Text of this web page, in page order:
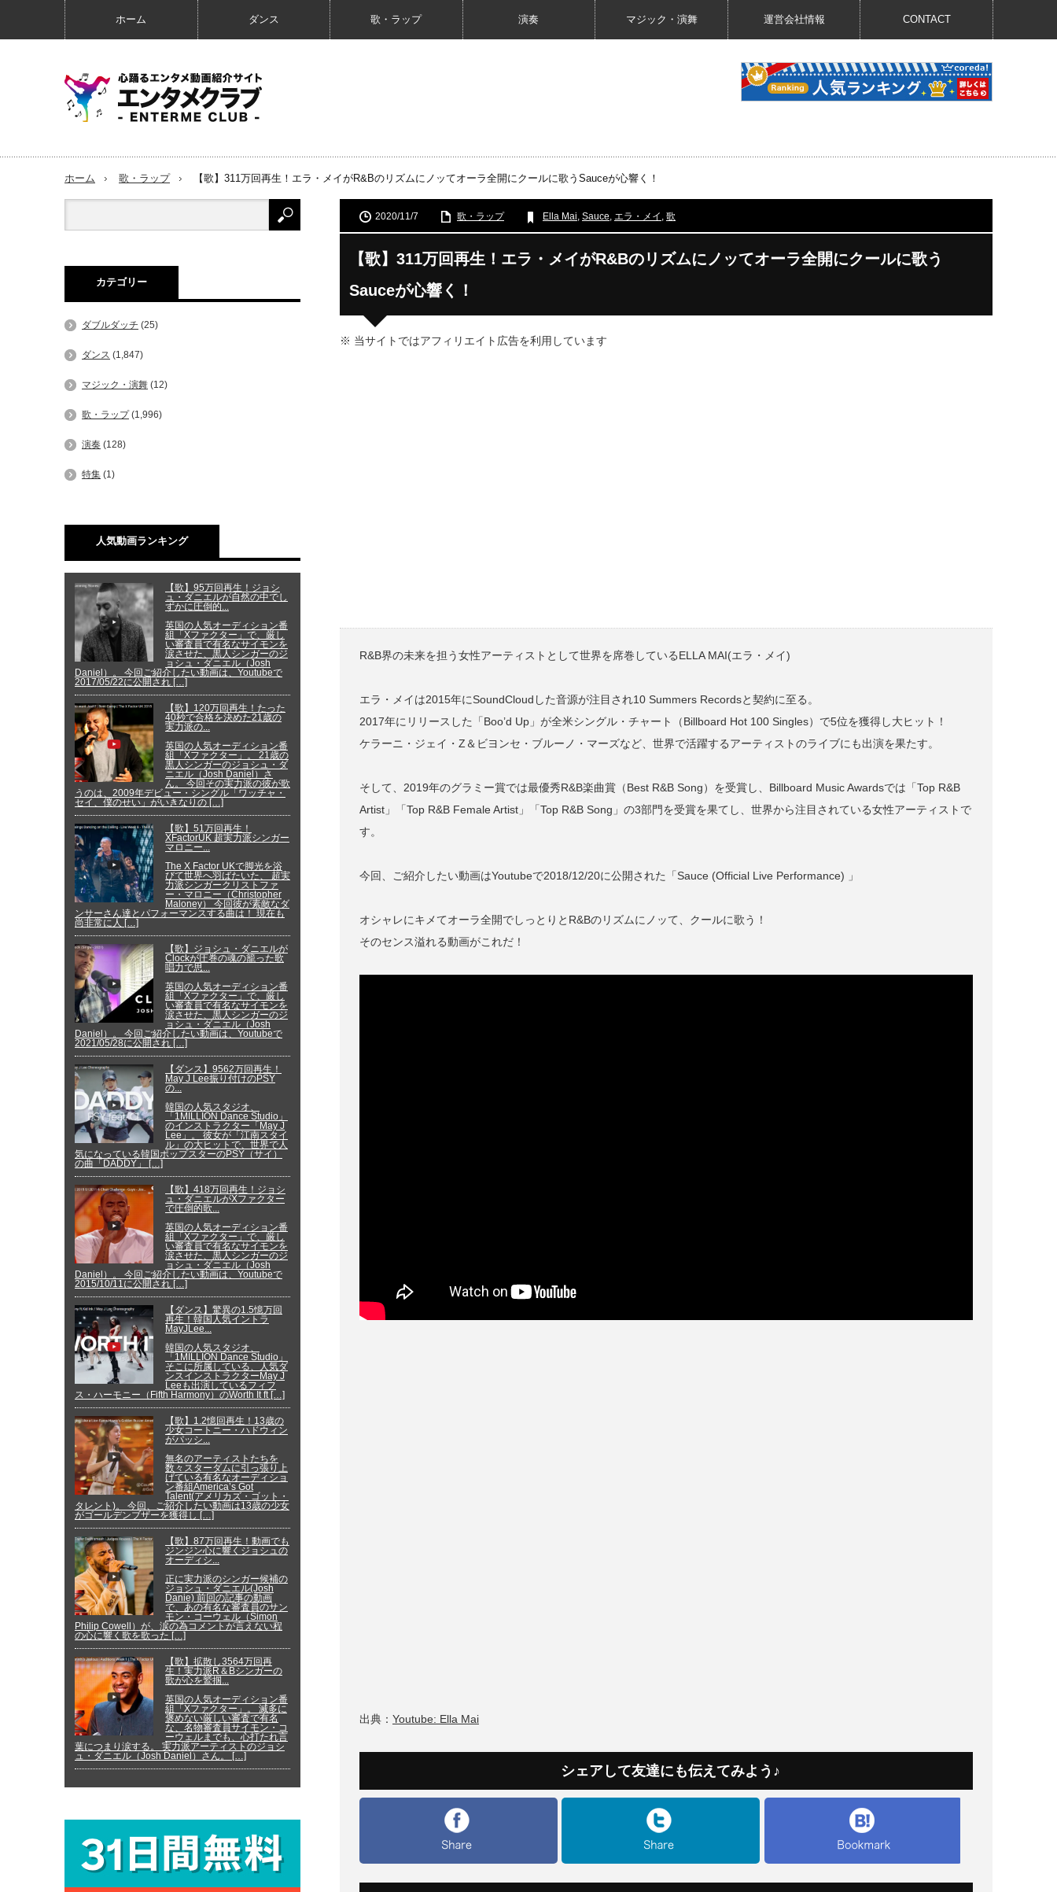
ホーム ダンス 歌・ラップ 演奏 マジック・演舞 運営会社情報 CONTACT
ホーム 歌・ラップ 【歌】311万回再生！エラ・メイがR&Bのリズムにノッてオーラ全開にクールに歌うSauceが心響く！
2020/11/7 歌・ラップ Ella Mai, Sauce, エラ・メイ , 歌
【歌】311万回再生！エラ・メイがR&Bのリズムにノッてオーラ全開にクールに歌う
Sauceが心響く！
※ 当サイトではアフィリエイト広告を利用しています
R&B界の未来を担う女性アーティストとして世界を席巻しているELLA MAI(エラ・メイ)
エラ・メイは2015年にSoundCloudした音源が注目され10 Summers Recordsと契約に至る。
2017年にリリースした「Boo’d Up」が全米シングル・チャート（Billboard Hot 100 Singles）で5位を獲得し大ヒット！
ケラーニ・ジェイ・Z＆ビヨンセ・ブルーノ・マーズなど、世界で活躍するアーティストのライブにも出演を果たす。
そして、2019年のグラミー賞では最優秀R&B楽曲賞（Best R&B Song）を受賞し、Billboard Music Awardsでは「Top R&B
Artist」「Top R&B Female Artist」「Top R&B Song」の3部門を受賞を果てし、世界から注目されている女性アーティストで
す。
今回、ご紹介したい動画はYoutubeで2018/12/20に公開された「Sauce (Official Live Performance) 」
オシャレにキメてオーラ全開でしっとりとR&Bのリズムにノッて、クールに歌う！
そのセンス溢れる動画がこれだ！
出典： Youtube: Ella Mai
シェアして友達にも伝えてみよう♪
カテゴリー
ダブルダッチ (25)
ダンス (1,847)
マジック・演舞 (12)
歌・ラップ(1,996)
演奏 (128)
特集 (1)
人気動画ランキング
【歌】95万回再生！ジョシ
ュ・ダニエルが自然の中でし
ずかに圧倒的...
英国の人気オーディション番
組「Xファクター」で、厳し
い審査員で有名なサイモンを
涙させた、黒人シンガーのジ
ョシュ・ダニエル（Josh
Daniel）。 今回ご紹介したい動画は、Youtubeで
2017/05/22に公開され […]
【歌】120万回再生！たった
40秒で合格を決めた21歳の
実力派の...
英国の人気オーディション番
組「Xファクター」。 21歳の
黒人シンガーのジョシュ・ダ
ニエル（Josh Daniel）さ
ん。 今回その実力派の彼が歌
うのは、2009年デビュー・シングル「ワッチャ・
セイ、僕のせい」がいきなりの […]
【歌】51万回再生！
XFactorUK 超実力派シンガー
マロニー...
The X Factor UKで脚光を浴
びて世界へ羽ばたいた、 超実
力派シンガークリストファ
ー・マロニー（Christopher
Maloney） 今回彼が素敵なダ
ンサーさん達とパフォーマンスする曲は！ 現在も
尚非常に人 […]
【歌】ジョシュ・ダニエルが
Clockが圧巻の魂の籠った歌
唱力で思...
英国の人気オーディション番
組「Xファクター」で、厳し
い審査員で有名なサイモンを
涙させた、黒人シンガーのジ
ョシュ・ダニエル（Josh
Daniel）。 今回ご紹介したい動画は、Youtubeで
2021/05/28に公開され […]
【ダンス】9562万回再生！
May J Lee振り付けのPSY
の...
韓国の人気スタジオ、
「1MILLION Dance Studio」
のインストラクター「May J
Lee」。 彼女が「江南スタイ
ル」の大ヒットで、世界で人
気になっている韓国ポップスターのPSY（サイ）
の曲「DADDY」 […]
【歌】418万回再生！ジョシ
ュ・ダニエルがXファクター
で圧倒的歌...
英国の人気オーディション番
組「Xファクター」で、厳し
い審査員で有名なサイモンを
涙させた、黒人シンガーのジ
ョシュ・ダニエル（Josh
Daniel）。 今回ご紹介したい動画は、Youtubeで
2015/10/11に公開され […]
【ダンス】驚異の1.5憶万回
再生！韓国人気イントラ
MayJLee...
韓国の人気スタジオ、
「1MILLION Dance Studio」
そこに所属している、人気ダ
ンスインストラクターMay J
Leeも出演しているフィフ
ス・ハーモニー（Fifth Harmony）のWorth It ft […]
【歌】1.2憶回再生！13歳の
少女コートニー・ハドウィン
がパッシ...
無名のアーティストたちを
数々スターダムに引っ張り上
げている有名なオーディショ
ン番組America’s Got
Talent(アメリカズ・ゴット・
タレント)。 今回、ご紹介したい動画は13歳の少女
がゴールデンブザーを獲得し […]
【歌】87万回再生！動画でも
ジンジン心に響くジョシュの
オーディシ...
正に実力派のシンガー候補の
ジョシュ・ダニエル(Josh
Danie) 前回の記事の動画
で、あの有名な審査員のサン
モン・コーウェル（Simon
Philip Cowell）が、涙の為コメントが言えない程
の心に響く歌を歌った […]
【歌】拡散し3564万回再
生！実力派R＆Bシンガーの
歌が心を鷲掴...
英国の人気オーディション番
組「Xファクター」。 滅多に
褒めない厳しい審査で有名
な、名物審査員サイモン・コ
ーウェルまでも、心打たれ言
葉につまり涙する。 実力派アーティストのジョシ
ュ・ダニエル（Josh Daniel）さん。 […]